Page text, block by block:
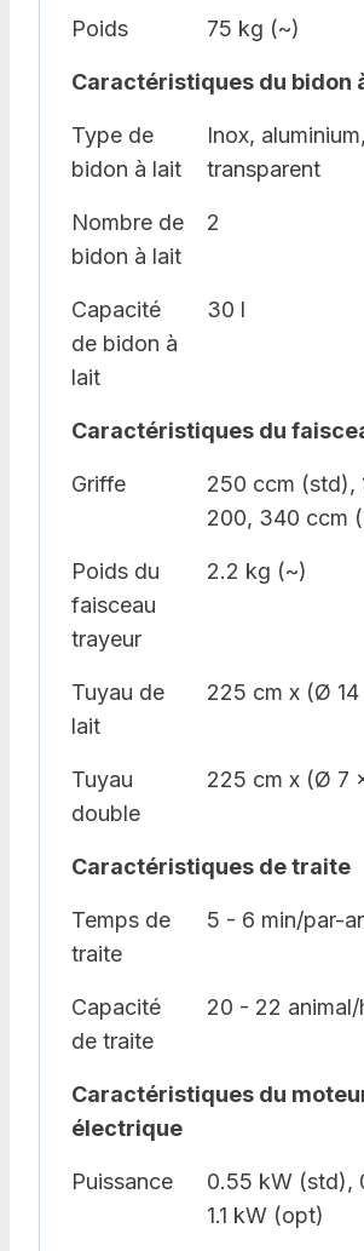
Poids 75 kg (~)
Caractéristiques du bidon
Type de
bidon à lait
Inox, aluminium,
transparent
Nombre de
bidon à lait
2
Capacité
de bidon à
lait
30 l
Caractéristiques du
Griffe
250 ccm (std),
200, 340 ccm
Poids du
faisceau
trayeur
2.2 kg (~)
Tuyau de
lait
225 cm x (Ø
Tuyau
double
225 cm x (Ø 7
Caractéristiques de traite
Temps de
traite
5 - 6 min/par-
Capacité
de traite
20 - 22 animal/
Caractéristiques du
électrique
Puissance
0.55 kW (std),
1.1 kW (opt)